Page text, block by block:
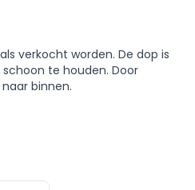
verkocht worden. De dop is
te houden. Door
binnen.